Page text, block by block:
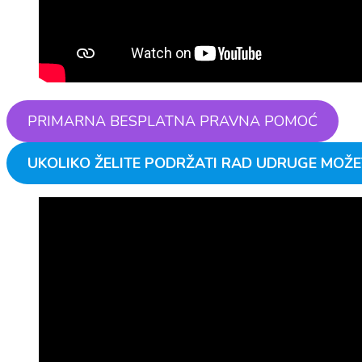
PRIMARNA BESPLATNA PRAVNA POMOĆ
UKOLIKO ŽELITE PODRŽATI RAD UDRUGE